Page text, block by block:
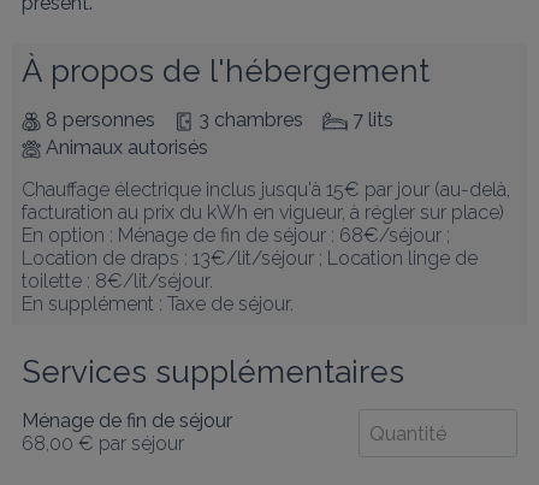
À propos de l'hébergement
8 personnes 3 chambres
7 lits
Animaux autorisés
Chauffage électrique inclus jusqu'à 15€ par jour (au-delà,
facturation au prix du kWh en vigueur, à régler sur place)
En option : Ménage de fin de séjour : 68€/séjour ;
Location de draps : 13€/lit/séjour ; Location linge de
toilette : 8€/lit/séjour.
En supplément : Taxe de séjour.
Services supplémentaires
Ménage de fin de séjour
68,00 € par séjour